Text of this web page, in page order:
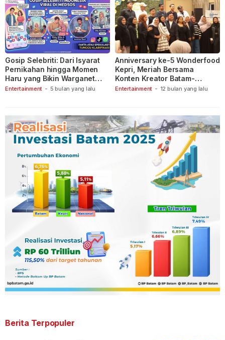
Entertainment - 5 bulan yang lalu
Gosip Selebriti: Dari Isyarat
Pernikahan hingga Momen
Haru yang Bikin Warganet
Berspekulasi
Entertainment - 12 bulan yang lalu
Anniversary ke-5 Wonderfood
Kepri, Meriah Bersama
Konten Kreator Batam-
Tanjungpinang
Berita Terpopuler